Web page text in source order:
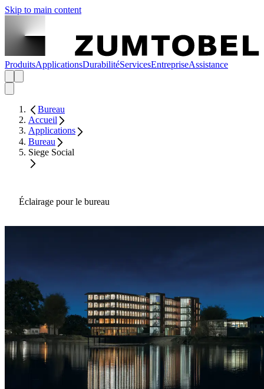
Skip to main content
ProduitsApplicationsDurabilitéServicesEntrepriseAssistance
Bureau
Accueil
Applications
Bureau
Siege Social
Éclairage pour le bureau